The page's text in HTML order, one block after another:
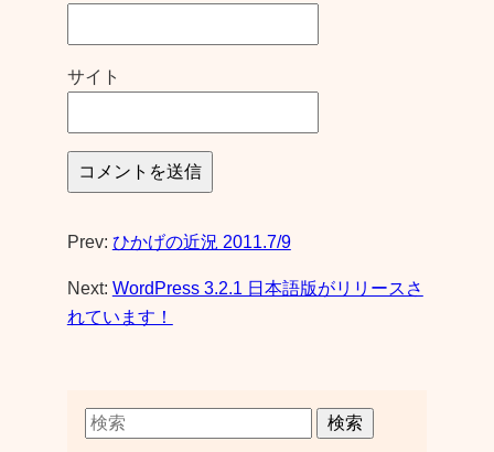
サイト
Prev: ひかげの近況 2011.7/9
Next: WordPress 3.2.1 日本語版がリリースさ
れています！
検索